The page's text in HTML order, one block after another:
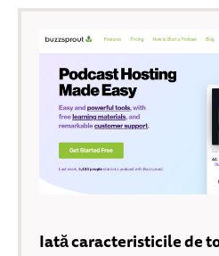
Iată caracteristicile de